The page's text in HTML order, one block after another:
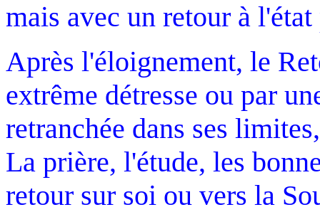
mais avec un retour à
Après l'éloignement, le
extrême détresse ou par
retranchée dans ses
La prière, l'étude, les
retour sur soi ou vers la